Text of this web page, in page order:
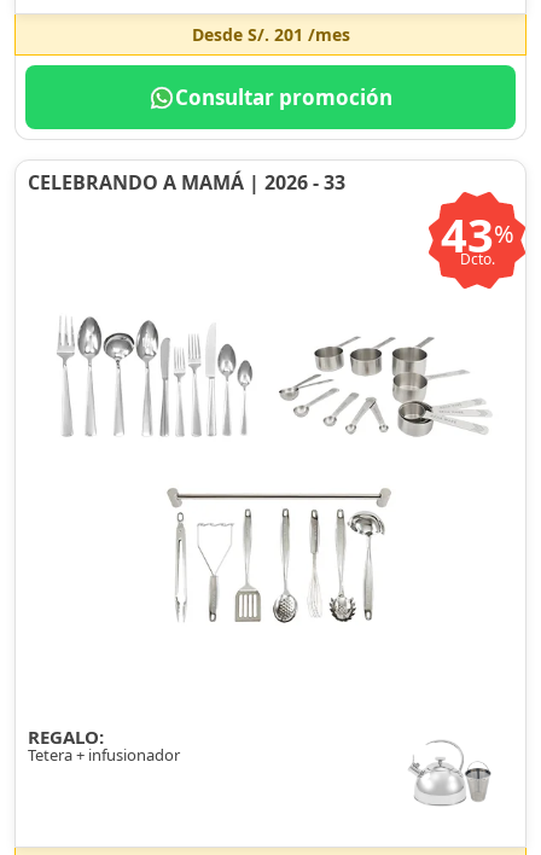
Desde S/. 201 /mes
Consultar promoción
CELEBRANDO A MAMÁ | 2026 - 33
43%
Dcto.
REGALO:
Tetera + infusionador